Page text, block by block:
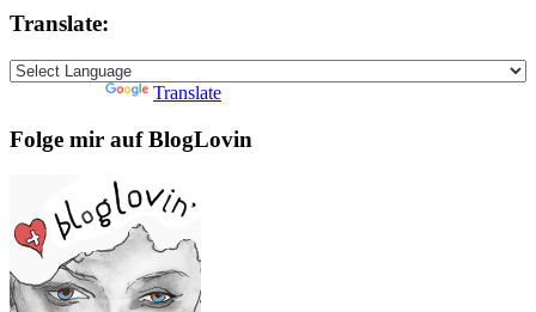
Translate:
Translate
Folge mir auf BlogLovin